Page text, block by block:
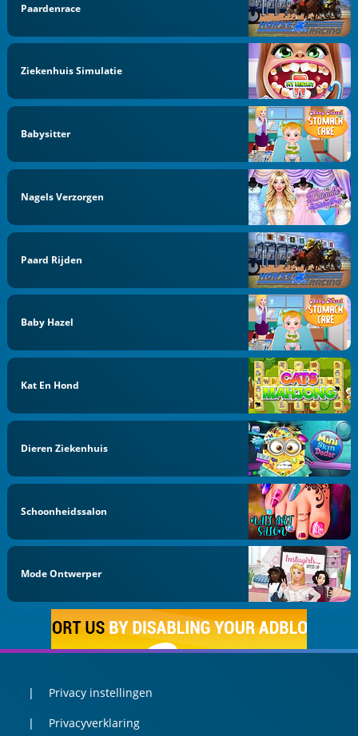
Paardenrace
Ziekenhuis Simulatie
Babysitter
Nagels Verzorgen
Paard Rijden
Baby Hazel
Kat En Hond
Dieren Ziekenhuis
Schoonheidssalon
Mode Ontwerper
Privacy instellingen
Privacyverklaring